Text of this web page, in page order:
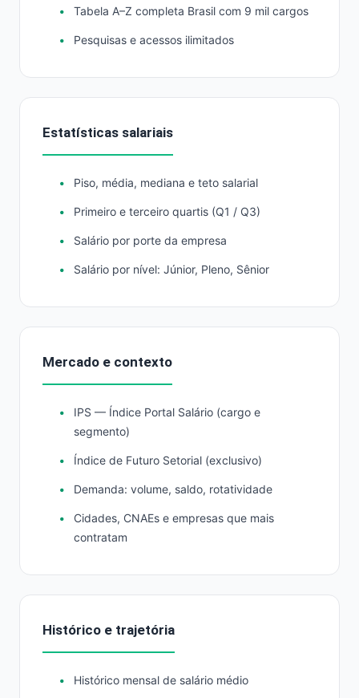
Tabela A–Z completa Brasil com 9 mil cargos
Pesquisas e acessos ilimitados
Estatísticas salariais
Piso, média, mediana e teto salarial
Primeiro e terceiro quartis (Q1 / Q3)
Salário por porte da empresa
Salário por nível: Júnior, Pleno, Sênior
Mercado e contexto
IPS — Índice Portal Salário (cargo e
segmento)
Índice de Futuro Setorial (exclusivo)
Demanda: volume, saldo, rotatividade
Cidades, CNAEs e empresas que mais
contratam
Histórico e trajetória
Histórico mensal de salário médio